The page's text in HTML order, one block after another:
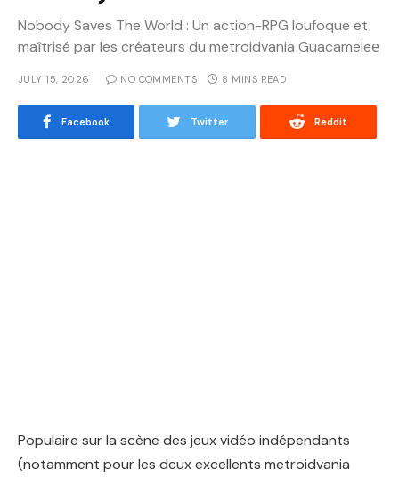
Nobody Saves The World : Un action-RPG loufoque et
maîtrisé par les créateurs du metroidvania Guacameleе
JULY 15, 2026 NO COMMENTS 8 MINS READ
Facebook Twitter Reddit
Populaire sur la scène des jeux vidéo indépendants
(notamment pour les deux excellents metroidvania